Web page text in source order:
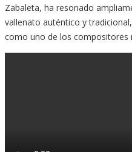
Zabaleta, ha resonado
vallenato auténtico y
como uno de los compositores